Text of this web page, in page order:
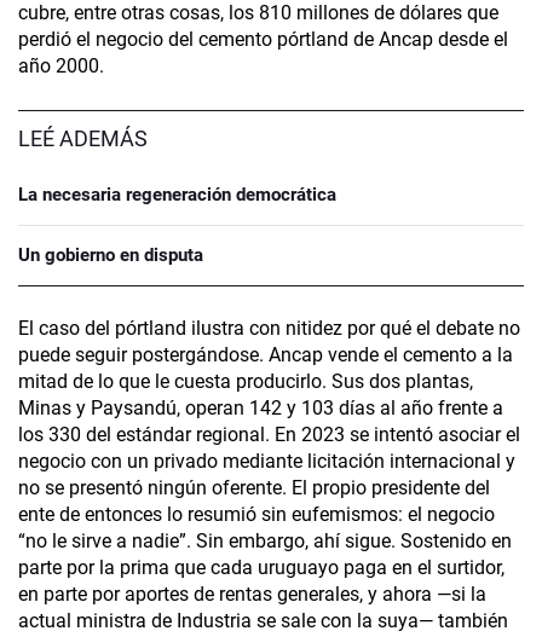
cubre, entre otras cosas, los 810 millones de dólares que
perdió el negocio del cemento pórtland de Ancap desde el
año 2000.
LEÉ ADEMÁS
La necesaria regeneración democrática
Un gobierno en disputa
El caso del pórtland ilustra con nitidez por qué el debate no
puede seguir postergándose. Ancap vende el cemento a la
mitad de lo que le cuesta producirlo. Sus dos plantas,
Minas y Paysandú, operan 142 y 103 días al año frente a
los 330 del estándar regional. En 2023 se intentó asociar el
negocio con un privado mediante licitación internacional y
no se presentó ningún oferente. El propio presidente del
ente de entonces lo resumió sin eufemismos: el negocio
“no le sirve a nadie”. Sin embargo, ahí sigue. Sostenido en
parte por la prima que cada uruguayo paga en el surtidor,
en parte por aportes de rentas generales, y ahora —si la
actual ministra de Industria se sale con la suya— también